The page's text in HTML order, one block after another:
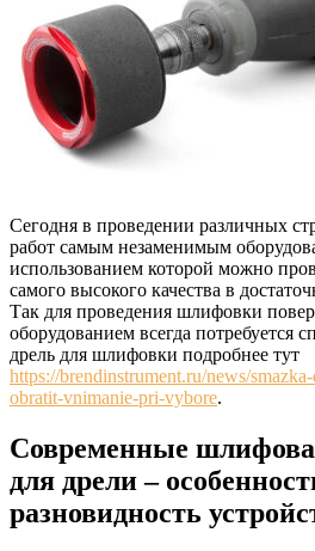
Сегодня в проведении различных
работ самым незаменимым
использованием которой можно
самого высокого качества в
Так для проведения шлифовки
оборудованием всегда потребуется
дрель для шлифовки подробнее тут
https://brendinstrument.ru/news/
obratit-vnimanie-pri-vybore.
Современные
для дрели –
разновидность